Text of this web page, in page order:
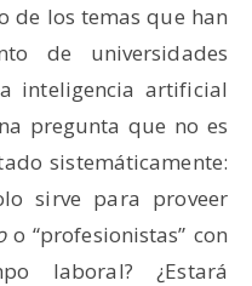
de los temas que han
de universidades
inteligencia artificial
pregunta que no es
sistemáticamente:
sirve para proveer
o “profesionistas” con
laboral? ¿Estará